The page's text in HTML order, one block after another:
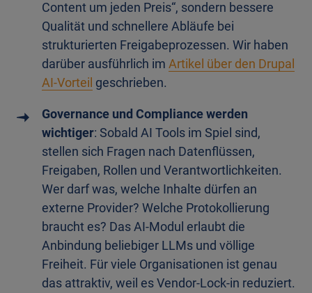
Content um jeden Preis“, sondern bessere
Qualität und schnellere Abläufe bei
strukturierten Freigabeprozessen. Wir haben
darüber ausführlich im Artikel über den Drupal
AI-Vorteil geschrieben.
Governance und Compliance werden
wichtiger: Sobald AI Tools im Spiel sind,
stellen sich Fragen nach Datenflüssen,
Freigaben, Rollen und Verantwortlichkeiten.
Wer darf was, welche Inhalte dürfen an
externe Provider? Welche Protokollierung
braucht es? Das AI-Modul erlaubt die
Anbindung beliebiger LLMs und völlige
Freiheit. Für viele Organisationen ist genau
das attraktiv, weil es Vendor-Lock-in reduziert.